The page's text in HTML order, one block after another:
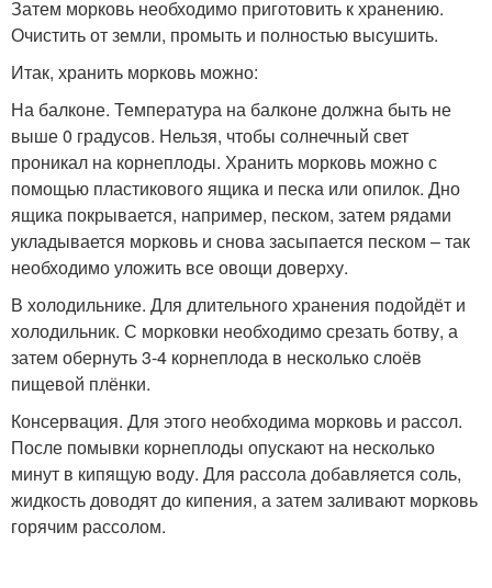
Затем морковь необходимо приготовить к хранению.
Очистить от земли, промыть и полностью высушить.
Итак, хранить морковь можно:
На балконе. Температура на балконе должна быть не
выше 0 градусов. Нельзя, чтобы солнечный свет
проникал на корнеплоды. Хранить морковь можно с
помощью пластикового ящика и песка или опилок. Дно
ящика покрывается, например, песком, затем рядами
укладывается морковь и снова засыпается песком – так
необходимо уложить все овощи доверху.
В холодильнике. Для длительного хранения подойдёт и
холодильник. С морковки необходимо срезать ботву, а
затем обернуть 3-4 корнеплода в несколько слоёв
пищевой плёнки.
Консервация. Для этого необходима морковь и рассол.
После помывки корнеплоды опускают на несколько
минут в кипящую воду. Для рассола добавляется соль,
жидкость доводят до кипения, а затем заливают морковь
горячим рассолом.